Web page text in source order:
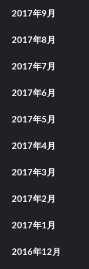
2017年9月
2017年8月
2017年7月
2017年6月
2017年5月
2017年4月
2017年3月
2017年2月
2017年1月
2016年12月